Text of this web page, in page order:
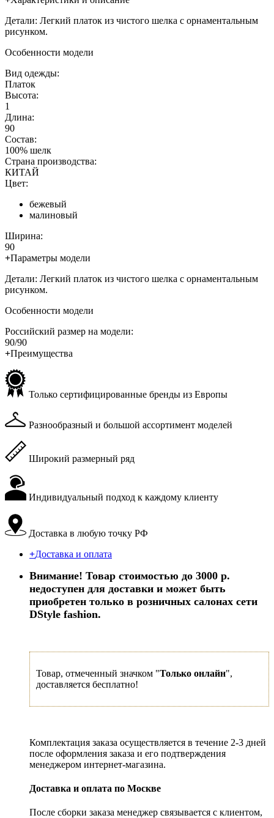
Детали: Легкий платок из чистого шелка с орнаментальным
рисунком.
Особенности модели
Вид одежды:
Платок
Высота:
1
Длина:
90
Состав:
100% шелк
Страна производства:
КИТАЙ
Цвет:
бежевый
малиновый
Ширина:
90
+Параметры модели
Детали: Легкий платок из чистого шелка с орнаментальным
рисунком.
Особенности модели
Российский размер на модели:
90/90
+Преимущества
Только сертифицированные бренды из Европы
Разнообразный и большой ассортимент моделей
Широкий размерный ряд
Индивидуальный подход к каждому клиенту
Доставка в любую точку РФ
+Доставка и оплата
Внимание! Товар стоимостью до 3000 р.
недоступен для доставки и может быть
приобретен только в розничных салонах сети
DStyle fashion.
Товар, отмеченный значком "Только онлайн",
доставляется бесплатно!
Комплектация заказа осуществляется в течение 2-3 дней
после оформления заказа и его подтверждения
менеджером интернет-магазина.
Доставка и оплата по Москве
После сборки заказа менеджер связывается с клиентом,